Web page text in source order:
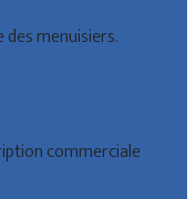
menuisiers.
commerciale